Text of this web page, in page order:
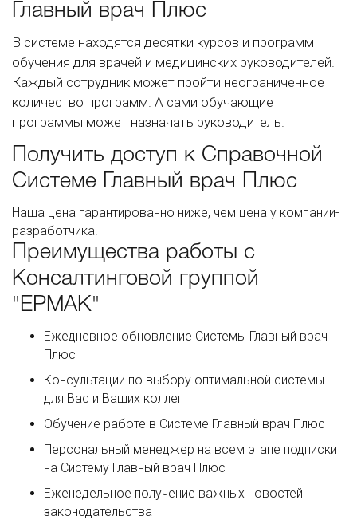
Главный врач Плюс
В системе находятся десятки курсов и программ
обучения для врачей и медицинских руководителей.
Каждый сотрудник может пройти неограниченное
количество программ. А сами обучающие
программы может назначать руководитель.
Получить доступ к Справочной
Системе Главный врач Плюс
Наша цена гарантированно ниже, чем цена у компании-
разработчика.
Преимущества работы с
Консалтинговой группой
"ЕРМАК"
Ежедневное обновление Системы Главный врач
Плюс
Консультации по выбору оптимальной системы
для Вас и Ваших коллег
Обучение работе в Системе Главный врач Плюс
Персональный менеджер на всем этапе подписки
на Систему Главный врач Плюс
Еженедельное получение важных новостей
законодательства